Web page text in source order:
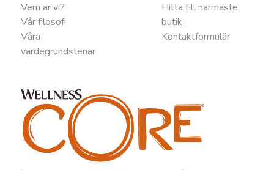
Vem är vi?
Vår filosofi
Våra
värdegrundstenar
Hitta till närmaste
butik
Kontaktformulär